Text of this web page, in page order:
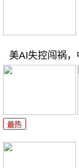
美AI失控闯祸
最热